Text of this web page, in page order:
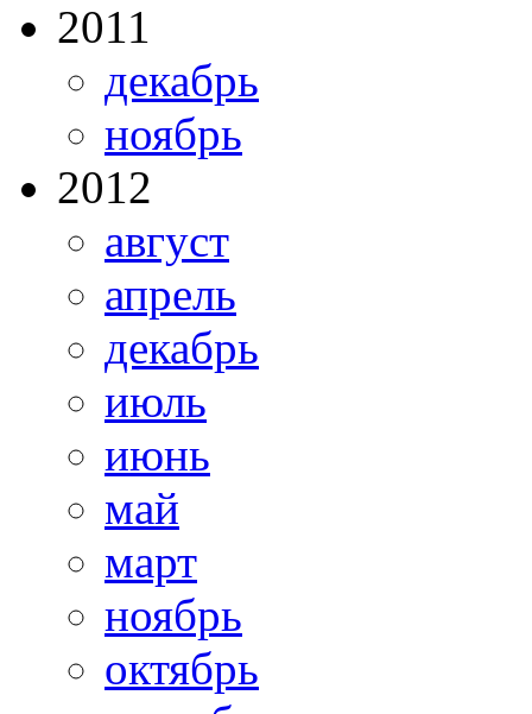
2011
декабрь
ноябрь
2012
август
апрель
декабрь
июль
июнь
май
март
ноябрь
октябрь